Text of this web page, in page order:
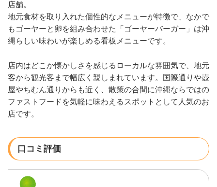
店舗。
地元食材を取り入れた個性的なメニューが特徴で、なかで
もゴーヤーと卵を組み合わせた「ゴーヤーバーガー」は沖
縄らしい味わいが楽しめる看板メニューです。
店内はどこか懐かしさを感じるローカルな雰囲気で、地元
客から観光客まで幅広く親しまれています。国際通りや壺
屋やちむん通りからも近く、散策の合間に沖縄ならではの
ファストフードを気軽に味わえるスポットとして人気のお
店です。
口コミ評価